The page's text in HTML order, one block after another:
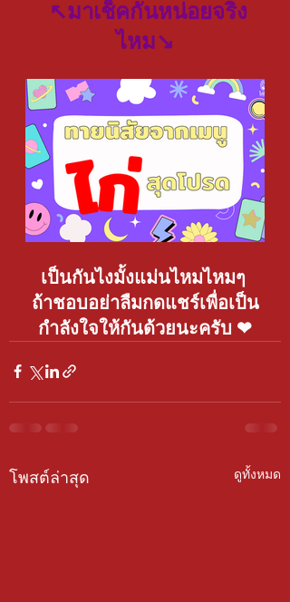
ไหม↘
เป็นกันไงมั้งแม่นไหมไหมๆ
ถ้าชอบอย่าลืมกดแชร์เพื่อเป็น
กำลังใจให้กันด้วยนะครับ ❤
โพสต์ล่าสุด ดูทั้งหมด